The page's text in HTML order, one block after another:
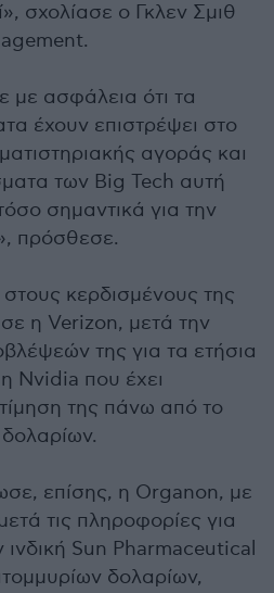
σχολίασε ο Γκλεν Σμιθ
ασφάλεια ότι τα
έχουν επιστρέψει στο
αγοράς και
των Big Tech αυτή
σημαντικά για την
πρόσθεσε.
κερδισμένους της
η Verizon, μετά την
της για τα ετήσια
Nvidia που έχει
της πάνω από το
επίσης, η Organon, με
τις πληροφορίες για
Sun Pharmaceutical
δολαρίων,